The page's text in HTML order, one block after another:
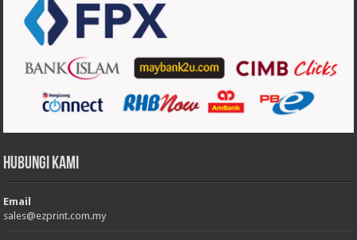
Hubungi Kami
Email
sales@ezprint.com.my